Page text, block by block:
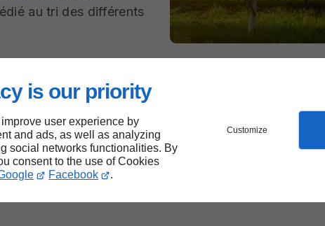
is our priority
user experience by
and ads, as well as analyzing
social networks functionalities. By
consent to the use of Cookies
Facebook .
Customize
au tri des différents
leurs déchets dans
Ces fournitures
recyclées.
sont réalisées
de Grenelle 1 dans
d'énergie